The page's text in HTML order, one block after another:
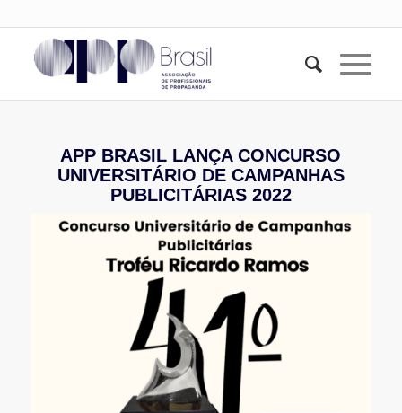
APP BRASIL LANÇA CONCURSO
UNIVERSITÁRIO DE CAMPANHAS
PUBLICITÁRIAS 2022